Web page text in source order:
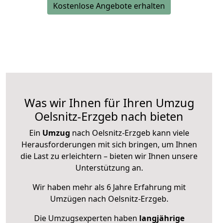
Kostenlose Angebote erhalten
Was wir Ihnen für Ihren Umzug
Oelsnitz-Erzgeb nach bieten
Ein Umzug nach Oelsnitz-Erzgeb kann viele
Herausforderungen mit sich bringen, um Ihnen
die Last zu erleichtern – bieten wir Ihnen unsere
Unterstützung an.
Wir haben mehr als 6 Jahre Erfahrung mit
Umzügen nach Oelsnitz-Erzgeb.
Die Umzugsexperten haben langjährige